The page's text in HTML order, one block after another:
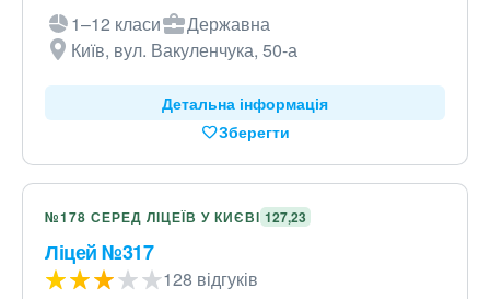
1–12 класи
Державна
Київ, вул. Вакуленчука, 50-а
Детальна інформація
Зберегти
№178 СЕРЕД ЛІЦЕЇВ У КИЄВІ 127,23
Ліцей №317
128 відгуків